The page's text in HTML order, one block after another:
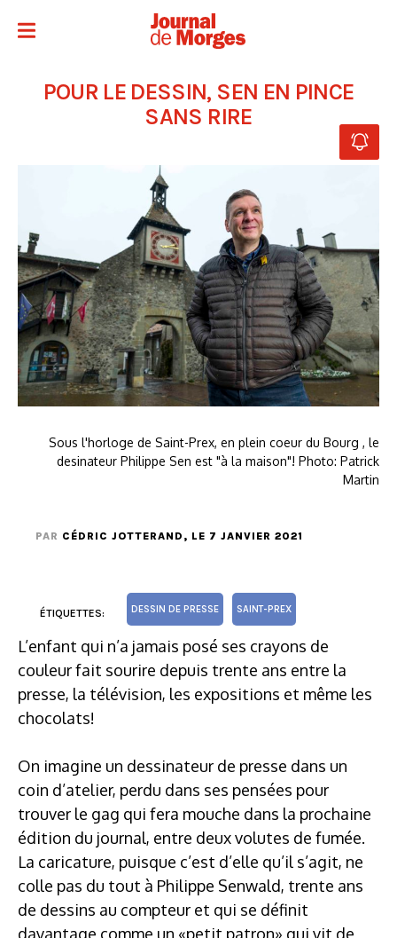
POUR LE DESSIN, SEN EN PINCE
SANS RIRE
Sous l'horloge de Saint-Prex, en plein coeur du Bourg , le
desinateur Philippe Sen est "à la maison"! Photo: Patrick
Martin
PAR CÉDRIC JOTTERAND , LE 7 JANVIER 2021
ÉTIQUETTES: DESSIN DE PRESSE SAINT-PREX
L’enfant qui n’a jamais posé ses crayons de
couleur fait sourire depuis trente ans entre la
presse, la télévision, les expositions et même les
chocolats!
On imagine un dessinateur de presse dans un
coin d’atelier, perdu dans ses pensées pour
trouver le gag qui fera mouche dans la prochaine
édition du journal, entre deux volutes de fumée.
La caricature, puisque c’est d’elle qu’il s’agit, ne
colle pas du tout à Philippe Senwald, trente ans
de dessins au compteur et qui se définit
davantage comme un «petit patron» qui vit de